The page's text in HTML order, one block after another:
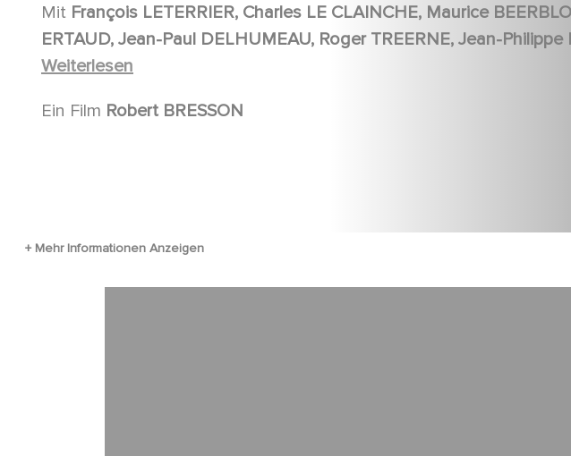
Mit
ERTAUD, Jean-Paul DELHUMEAU, Roger TREERNE, Jean-Philippe DELAMARE, Jacques
OERLEMANS, Klaus Detlef GREVENHORST, Léonard SCHMIDT, Roger PLANCHON, Max
Weiterlesen
Ein Film Robert BRESSON